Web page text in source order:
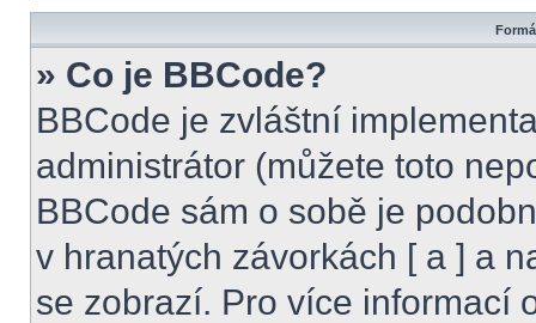
» Co je BBCode?
BBCode je zvláštní
administrátor (můžete toto
BBCode sám o sobě je
v hranatých závorkách [ a ] a
se zobrazí. Pro více informací